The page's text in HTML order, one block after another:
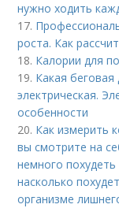
нужно ходить
17.
роста. Как
18. Калории для
19. Какая
электрическая.
особенности
20. Как измерить
вы смотрите на
немного
насколько
организме